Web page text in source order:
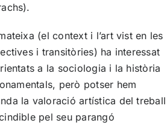
(el context i l’art vist en les
i transitòries) ha interessat
a la sociologia i la història
però potser hem
la valoració artística del treball
pel seu parangó